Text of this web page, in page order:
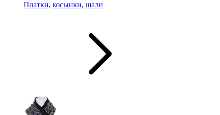
Платки, косынки, шали